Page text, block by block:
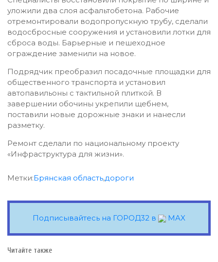
уложили два слоя асфальтобетона. Рабочие
отремонтировали водопропускную трубу, сделали
водосбросные сооружения и установили лотки для
сброса воды. Барьерные и пешеходное
ограждение заменили на новое.
Подрядчик преобразил посадочные площадки для
общественного транспорта и установил
автопавильоны с тактильной плиткой. В
завершении обочины укрепили щебнем,
поставили новые дорожные знаки и нанесли
разметку.
Ремонт сделали по национальному проекту
«Инфраструктура для жизни».
Метки:Брянская область,дороги
Подписывайтесь на ГОРОД32 в MAX
Читайте также